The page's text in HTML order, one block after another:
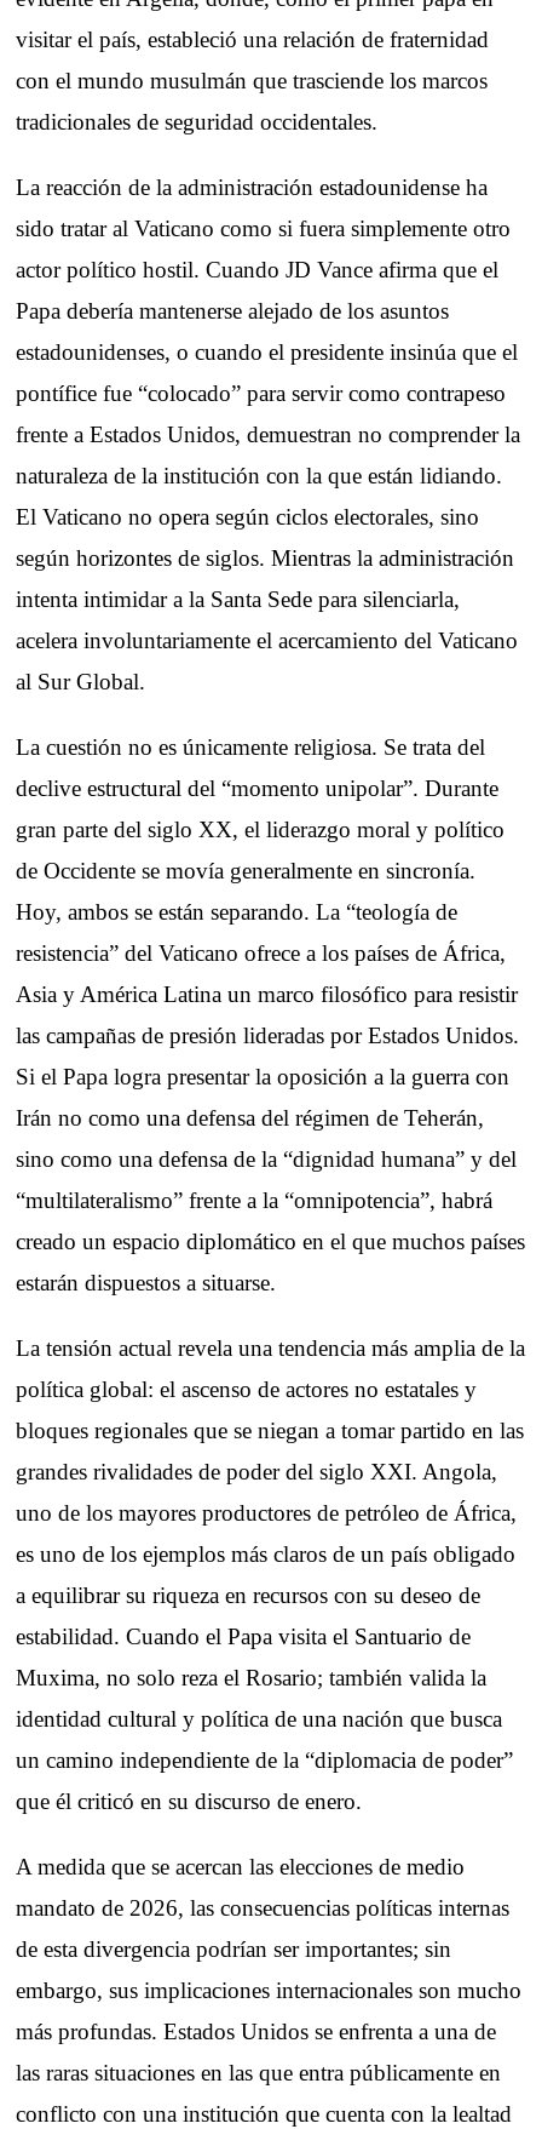
visitar el país, estableció una relación de fraternidad
con el mundo musulmán que trasciende los marcos
tradicionales de seguridad occidentales.
La reacción de la administración estadounidense ha
sido tratar al Vaticano como si fuera simplemente otro
actor político hostil. Cuando JD Vance afirma que el
Papa debería mantenerse alejado de los asuntos
estadounidenses, o cuando el presidente insinúa que el
pontífice fue “colocado” para servir como contrapeso
frente a Estados Unidos, demuestran no comprender la
naturaleza de la institución con la que están lidiando.
El Vaticano no opera según ciclos electorales, sino
según horizontes de siglos. Mientras la administración
intenta intimidar a la Santa Sede para silenciarla,
acelera involuntariamente el acercamiento del Vaticano
al Sur Global.
La cuestión no es únicamente religiosa. Se trata del
declive estructural del “momento unipolar”. Durante
gran parte del siglo XX, el liderazgo moral y político
de Occidente se movía generalmente en sincronía.
Hoy, ambos se están separando. La “teología de
resistencia” del Vaticano ofrece a los países de África,
Asia y América Latina un marco filosófico para resistir
las campañas de presión lideradas por Estados Unidos.
Si el Papa logra presentar la oposición a la guerra con
Irán no como una defensa del régimen de Teherán,
sino como una defensa de la “dignidad humana” y del
“multilateralismo” frente a la “omnipotencia”, habrá
creado un espacio diplomático en el que muchos países
estarán dispuestos a situarse.
La tensión actual revela una tendencia más amplia de la
política global: el ascenso de actores no estatales y
bloques regionales que se niegan a tomar partido en las
grandes rivalidades de poder del siglo XXI. Angola,
uno de los mayores productores de petróleo de África,
es uno de los ejemplos más claros de un país obligado
a equilibrar su riqueza en recursos con su deseo de
estabilidad. Cuando el Papa visita el Santuario de
Muxima, no solo reza el Rosario; también valida la
identidad cultural y política de una nación que busca
un camino independiente de la “diplomacia de poder”
que él criticó en su discurso de enero.
A medida que se acercan las elecciones de medio
mandato de 2026, las consecuencias políticas internas
de esta divergencia podrían ser importantes; sin
embargo, sus implicaciones internacionales son mucho
más profundas. Estados Unidos se enfrenta a una de
las raras situaciones en las que entra públicamente en
conflicto con una institución que cuenta con la lealtad